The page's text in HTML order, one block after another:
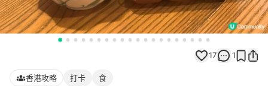
17 1
香港攻略 打卡 食